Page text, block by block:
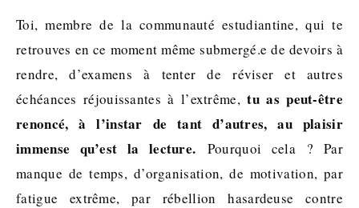
Toi, membre de la communauté estudiantine, qui te
retrouves en ce moment même submergé.e de devoirs à
rendre, d’examens à tenter de réviser et autres
échéances réjouissantes à l’extrême,tu as peut-être
renoncé, à l’instar de tant d’autres, au plaisir
immense qu’est la lecture. Pourquoi cela ? Par
manque de temps, d’organisation, de motivation, par
fatigue extrême, par rébellion hasardeuse contre